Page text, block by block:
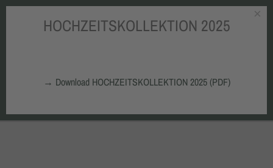
Zum Hauptinhalt springen
×
HOCHZEITSKOLLEKTION 2025
→ Download HOCHZEITSKOLLEKTION 2025 (PDF)